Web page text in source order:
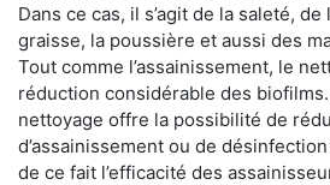
Dans ce cas, il s’agit de la saleté, de
graisse, la poussière et aussi des
Tout comme l’assainissement, le
réduction considérable des
nettoyage offre la possibilité de
d’assainissement ou de
de ce fait l’efficacité des